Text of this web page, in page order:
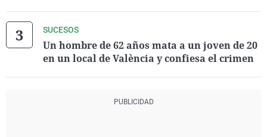
SUCESOS
Un hombre de 62 años mata a un joven de 20
en un local de València y confiesa el crimen